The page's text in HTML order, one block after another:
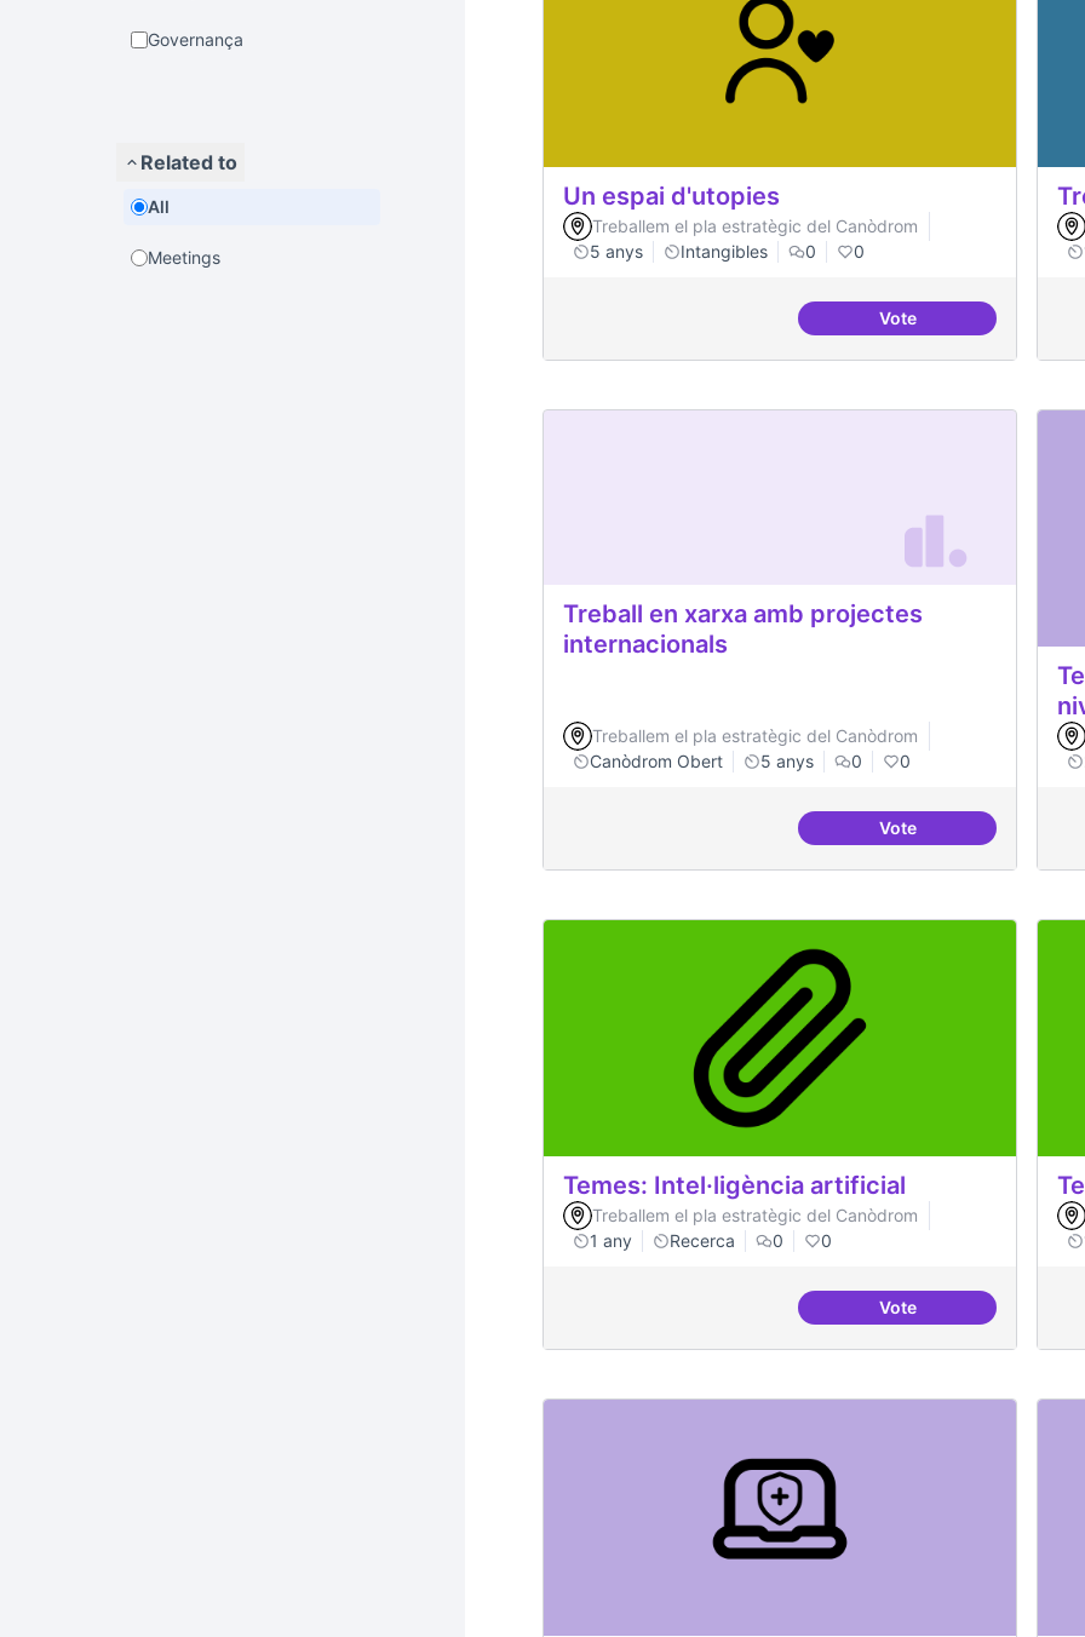
Governança
Related to
All
Meetings
Un espai d'utopies
Treballem el pla estratègic del Canòdrom
5 anys
Intangibles 0 0
VoteUn espai d'utopies
Treball en xarxa amb projectes
internacionals
Treballem el pla estratègic del Canòdrom
Canòdrom Obert
5 anys 0 0
VoteTreball en xarxa amb
Temes: Intel·ligència artificial
Treballem el pla estratègic del Canòdrom
1 any
Recerca 0 0
VoteTemes: Intel·ligència